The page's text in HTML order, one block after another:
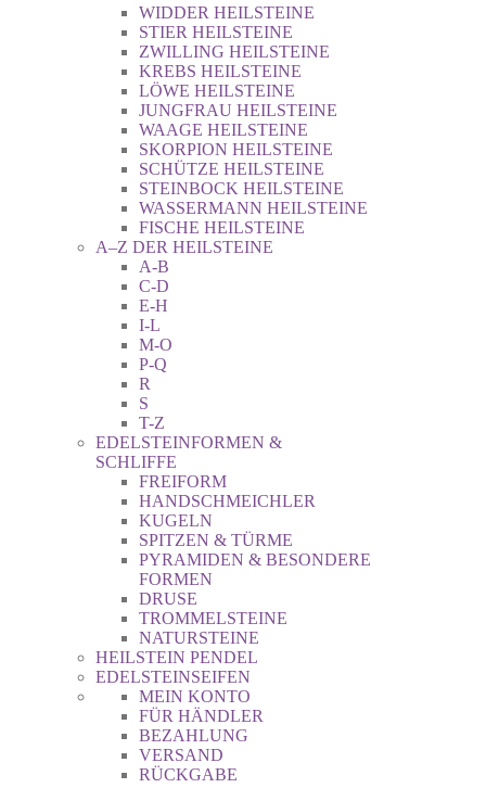
WIDDER HEILSTEINE
STIER HEILSTEINE
ZWILLING HEILSTEINE
KREBS HEILSTEINE
LÖWE HEILSTEINE
JUNGFRAU HEILSTEINE
WAAGE HEILSTEINE
SKORPION HEILSTEINE
SCHÜTZE HEILSTEINE
STEINBOCK HEILSTEINE
WASSERMANN HEILSTEINE
FISCHE HEILSTEINE
A–Z DER HEILSTEINE
A-B
C-D
E-H
I-L
M-O
P-Q
R
S
T-Z
EDELSTEINFORMEN &
SCHLIFFE
FREIFORM
HANDSCHMEICHLER
KUGELN
SPITZEN & TÜRME
PYRAMIDEN & BESONDERE
FORMEN
DRUSE
TROMMELSTEINE
NATURSTEINE
HEILSTEIN PENDEL
EDELSTEINSEIFEN
MEIN KONTO
FÜR HÄNDLER
BEZAHLUNG
VERSAND
RÜCKGABE